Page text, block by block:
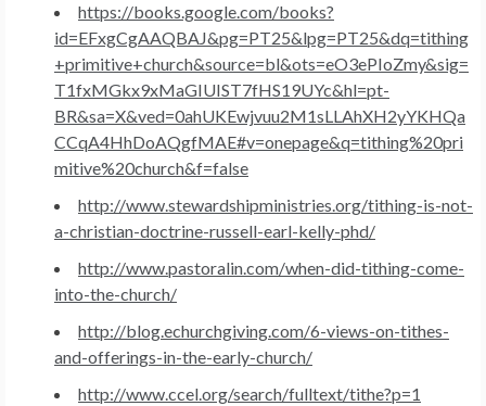
https://books.google.com/books?
id=EFxgCgAAQBAJ&pg=PT25&lpg=PT25&dq=tithing
+primitive+church&source=bl&ots=eO3ePIoZmy&sig=
T1fxMGkx9xMaGIUIST7fHS19UYc&hl=pt-
BR&sa=X&ved=0ahUKEwjvuu2M1sLLAhXH2yYKHQa
CCqA4HhDoAQgfMAE#v=onepage&q=tithing%20pri
mitive%20church&f=false
http://www.stewardshipministries.org/tithing-is-not-
a-christian-doctrine-russell-earl-kelly-phd/
http://www.pastoralin.com/when-did-tithing-come-
into-the-church/
http://blog.echurchgiving.com/6-views-on-tithes-
and-offerings-in-the-early-church/
http://www.ccel.org/search/fulltext/tithe?p=1